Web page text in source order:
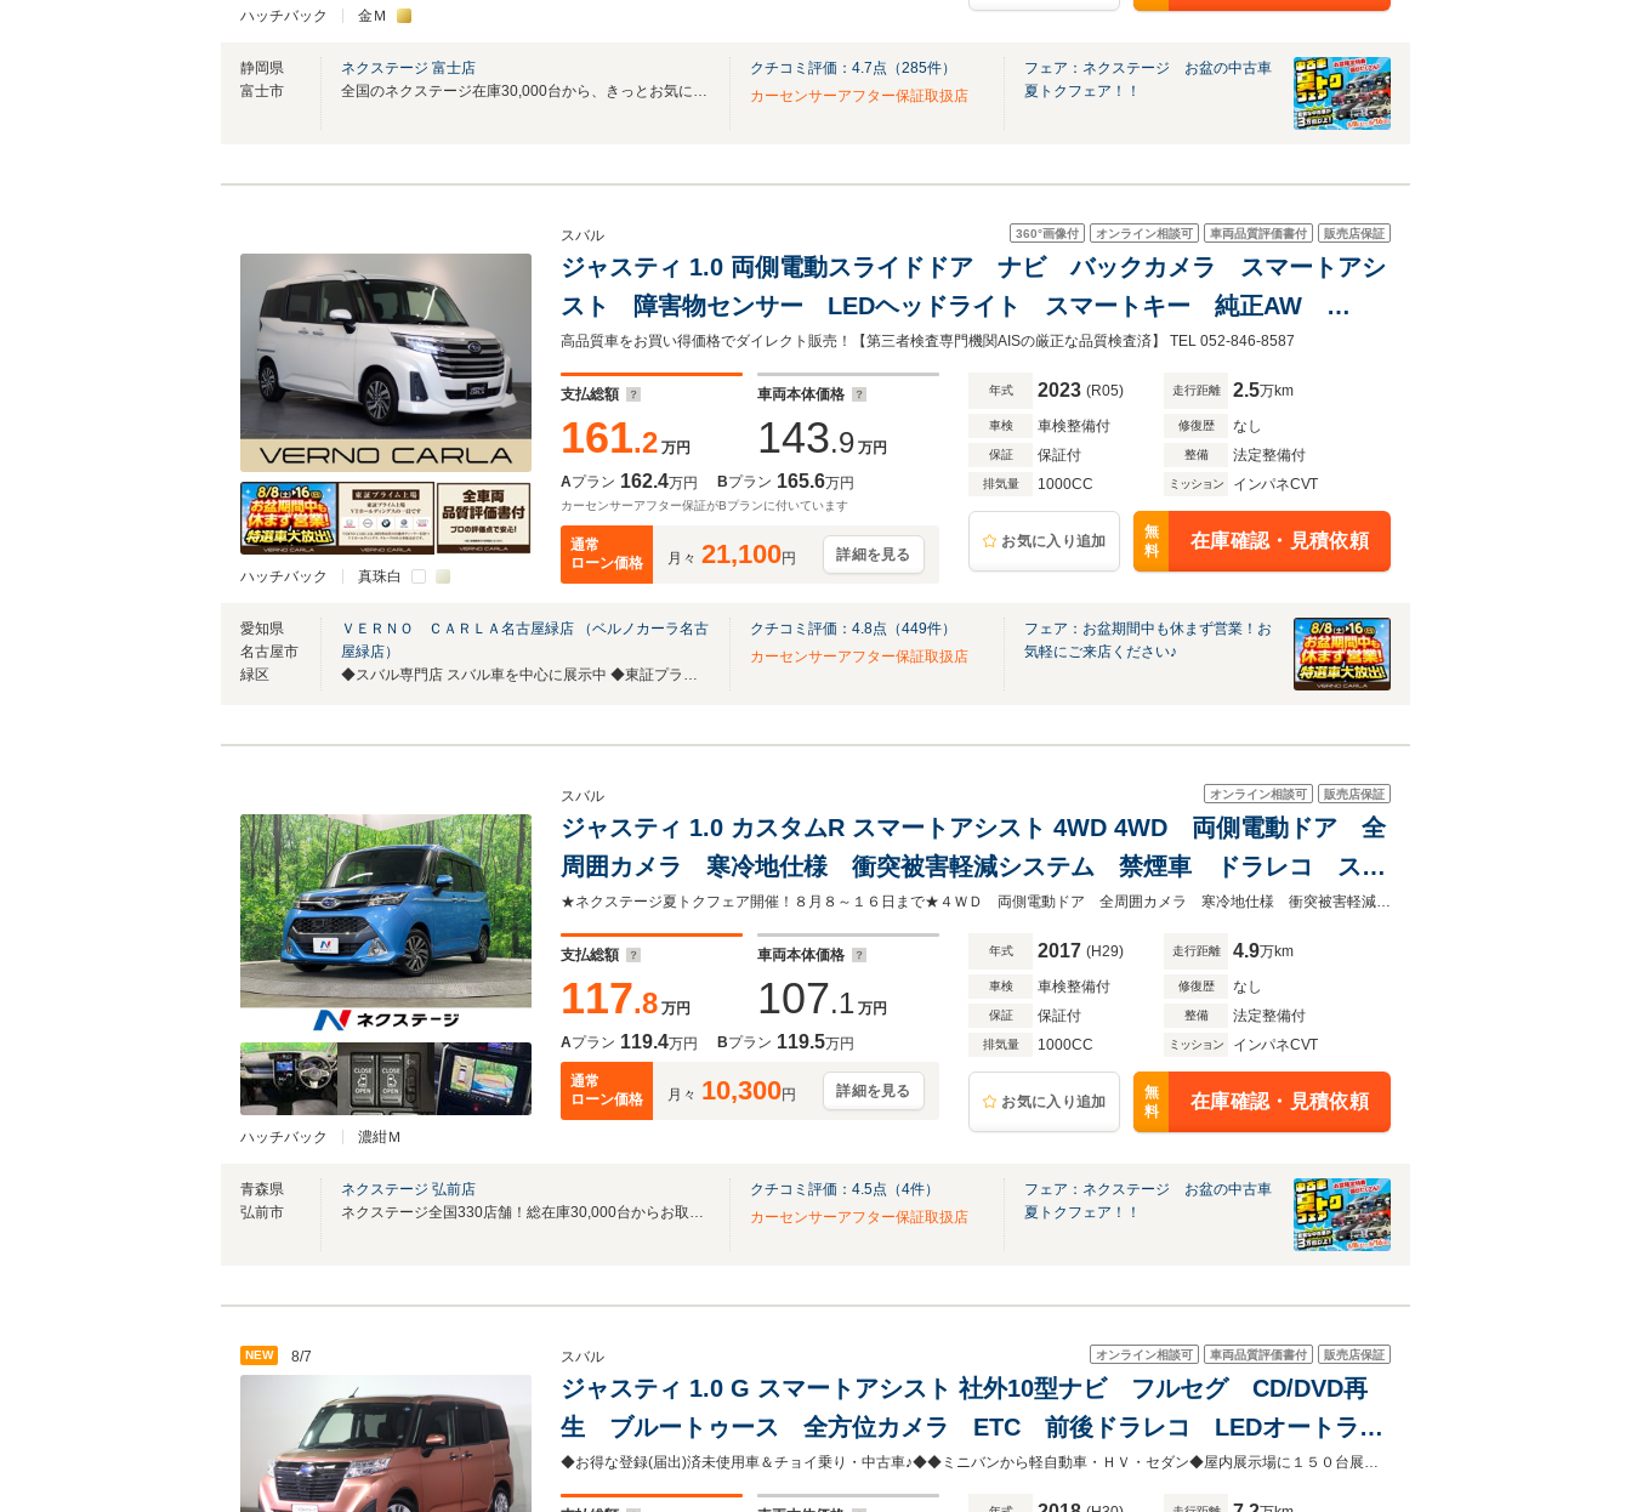
ハッチバック 金Ｍ
静岡県
富士市
ネクステージ 富士店
全国のネクステージ在庫30,000台から、きっとお気に入りの1台が見つかります！！
クチコミ評価： 4.7点（285件）
カーセンサーアフター保証取扱店
フェア：ネクステージ お盆の中古車
夏トクフェア！！
ハッチバック 真珠白
360°画像付 オンライン相談可 車両品質評価書付 販売店保証
スバル
ジャスティ 1.0 両側電動スライドドア ナビ バックカメラ スマートアシ
スト 障害物センサー LEDヘッドライト スマートキー 純正AW
Bluetooth ETC ドラレコ
高品質車をお買い得価格でダイレクト販売！【第三者検査専門機関AISの厳正な品質検査済】 TEL 052-846-8587
支払総額
161.2 万円
車両本体価格
143.9 万円
Aプラン 162.4万円 Bプラン 165.6万円
カーセンサーアフター保証がBプランに付いています
通常
ローン価格
月々 21,100円 詳細を見る
年式 2023 (R05) 走行距離 2.5万km
車検 車検整備付 修復歴 なし
保証 保証付 整備 法定整備付
排気量 1000CC ミッション インパネCVT
お気に入り追加
無
料
在庫確認・見積依頼
愛知県
名古屋市
緑区
ＶＥＲＮＯ ＣＡＲＬＡ名古屋緑店 （ベルノカーラ名古
屋緑店）
◆スバル専門店 スバル車を中心に展示中 ◆東証プライム上場グループの中古車販売店
クチコミ評価： 4.8点（449件）
カーセンサーアフター保証取扱店
フェア：お盆期間中も休まず営業！お
気軽にご来店ください♪
ハッチバック 濃紺Ｍ
オンライン相談可 販売店保証
スバル
ジャスティ 1.0 カスタムR スマートアシスト 4WD 4WD 両側電動ドア 全
周囲カメラ 寒冷地仕様 衝突被害軽減システム 禁煙車 ドラレコ スマ
ートキー LEDヘッド ビルトインETC クルコン オートライト オート
エアコン Bluetooth CD
★ネクステージ夏トクフェア開催！８月８～１６日まで★４ＷＤ 両側電動ドア 全周囲カメラ 寒冷地仕様 衝突被害軽減システム 禁煙車 ドラレコ スマートキー
支払総額
117.8 万円
車両本体価格
107.1 万円
Aプラン 119.4万円 Bプラン 119.5万円
通常
ローン価格
月々 10,300円 詳細を見る
年式 2017 (H29) 走行距離 4.9万km
車検 車検整備付 修復歴 なし
保証 保証付 整備 法定整備付
排気量 1000CC ミッション インパネCVT
お気に入り追加
無
料
在庫確認・見積依頼
青森県
弘前市
ネクステージ 弘前店
ネクステージ全国330店舗！総在庫30,000台からお取寄せ可能！
クチコミ評価： 4.5点（4件）
カーセンサーアフター保証取扱店
フェア：ネクステージ お盆の中古車
夏トクフェア！！
NEW 8/7 オンライン相談可 車両品質評価書付 販売店保証
スバル
ジャスティ 1.0 G スマートアシスト 社外10型ナビ フルセグ CD/DVD再
生 ブルートゥース 全方位カメラ ETC 前後ドラレコ LEDオートライ
ト クルーズコントロール シートヒーター 両側電動スライドドア スマ
ートアシスト 禁煙車
◆お得な登録(届出)済未使用車＆チョイ乗り・中古車♪◆◆ミニバンから軽自動車・ＨＶ・セダン◆屋内展示場に１５０台展示中♪ヴァーサス鈴鹿本店へ◆